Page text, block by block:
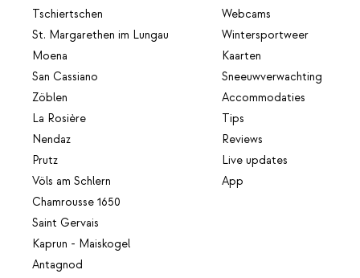
Tschiertschen
St. Margarethen im Lungau
Moena
San Cassiano
Zöblen
La Rosière
Nendaz
Prutz
Völs am Schlern
Chamrousse 1650
Saint Gervais
Kaprun - Maiskogel
Antagnod
Webcams
Wintersportweer
Kaarten
Sneeuwverwachting
Accommodaties
Tips
Reviews
Live updates
App